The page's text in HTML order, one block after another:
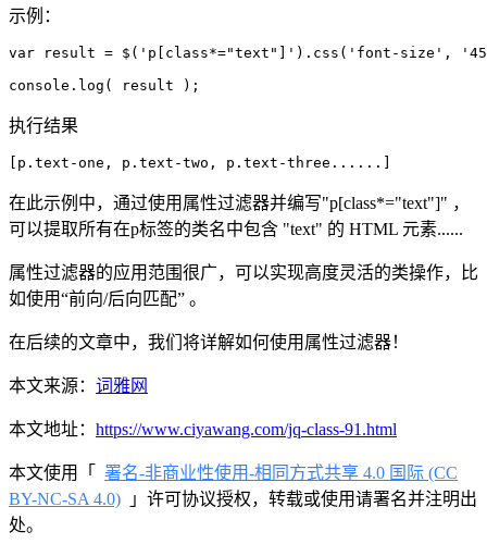
示例：
var result = $('p[class*="text"]').css('font-size',
console.log( result );
执行结果
[p.text-one, p.text-two, p.text-three......]
在此示例中，通过使用属性过滤器并编写"p[class*="text"]" ，
可以提取所有在p标签的类名中包含 "text" 的 HTML 元素......
属性过滤器的应用范围很广，可以实现高度灵活的类操作，比
如使用“前向/后向匹配” 。
在后续的文章中，我们将详解如何使用属性过滤器！
本文来源： 词雅网
本文地址： https://www.ciyawang.com/jq-class-91.html
本文使用「 署名-非商业性使用-相同方式共享 4.0 国际 (CC
BY-NC-SA 4.0) 」许可协议授权，转载或使用请署名并注明出
处。